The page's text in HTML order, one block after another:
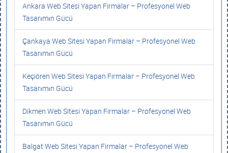
Ankara Web Sitesi Yapan Firmalar – Profesyonel Web
Tasarımın Gücü
Çankaya Web Sitesi Yapan Firmalar – Profesyonel Web
Tasarımın Gücü
Keçiören Web Sitesi Yapan Firmalar – Profesyonel Web
Tasarımın Gücü
Dikmen Web Sitesi Yapan Firmalar – Profesyonel Web
Tasarımın Gücü
Balgat Web Sitesi Yapan Firmalar – Profesyonel Web